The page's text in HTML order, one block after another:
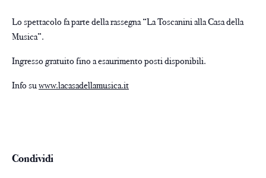
Lo spettacolo fa parte della rassegna “La Toscanini alla Casa della
Musica”.
Ingresso gratuito fino a esaurimento posti disponibili.
Info suwww.lacasadellamusica.it
Condividi